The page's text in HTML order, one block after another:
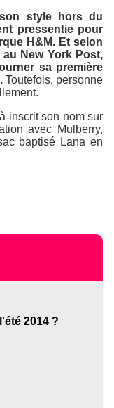
style hors du
pressentie pour
H&M. Et selon
au New York Post,
sa première
Toutefois, personne
inscrit son nom sur
avec Mulberry,
baptisé Lana en
2014 ?